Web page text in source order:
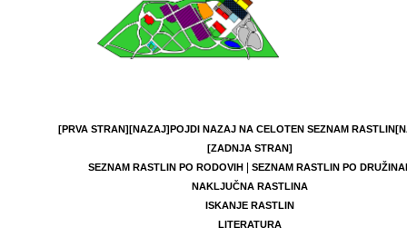
[PRVA STRAN][NAZAJ]POJDI NAZAJ NA CELOTEN SEZNAM RASTLIN
[ZADNJA STRAN]
SEZNAM RASTLIN PO RODOVIH|
SEZNAM RASTLIN PO
NAKLJUČNA RASTLINA
ISKANJE RASTLIN
LITERATURA